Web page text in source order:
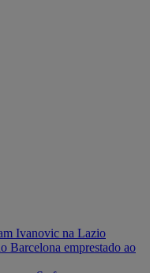
Ivanovic na Lazio
Barcelona emprestado ao